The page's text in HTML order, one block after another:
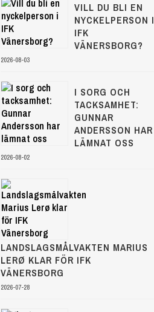
VILL DU BLI EN
NYCKELPERSON I
IFK
VÄNERSBORG?
2026-08-03
I SORG OCH
TACKSAMHET:
GUNNAR
ANDERSSON HAR
LÄMNAT OSS
2026-08-02
LANDSLAGSMÅLVAKTEN MARIUS
LERØ KLAR FÖR IFK
VÄNERSBORG
2026-07-28